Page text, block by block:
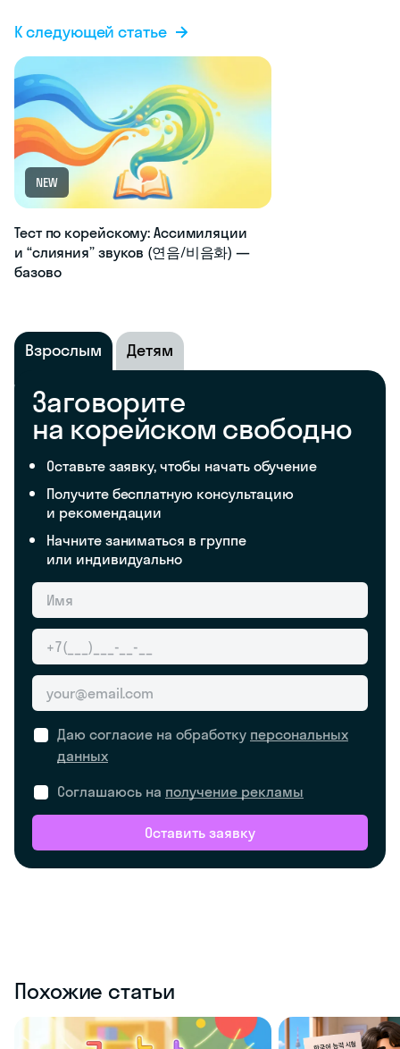
К следующей статье
NEW
Тест по корейскому: Ассимиляции
и “слияния” звуков (연음/비음화) —
базово
Взрослым Детям
Заговорите
на корейском свободно
Оставьте заявку, чтобы начать обучение
Получите бесплатную консультацию
и рекомендации
Начните заниматься в группе
или индивидуально
Даю согласие на обработку персональных
данных
Соглашаюсь на получение рекламы
Оставить заявку
Похожие статьи